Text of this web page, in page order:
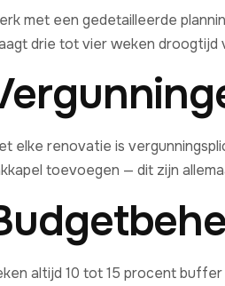
met een gedetailleerde
drie tot vier weken droogtijd
elke renovatie is
toevoegen — dit zijn
altijd 10 tot 15 procent